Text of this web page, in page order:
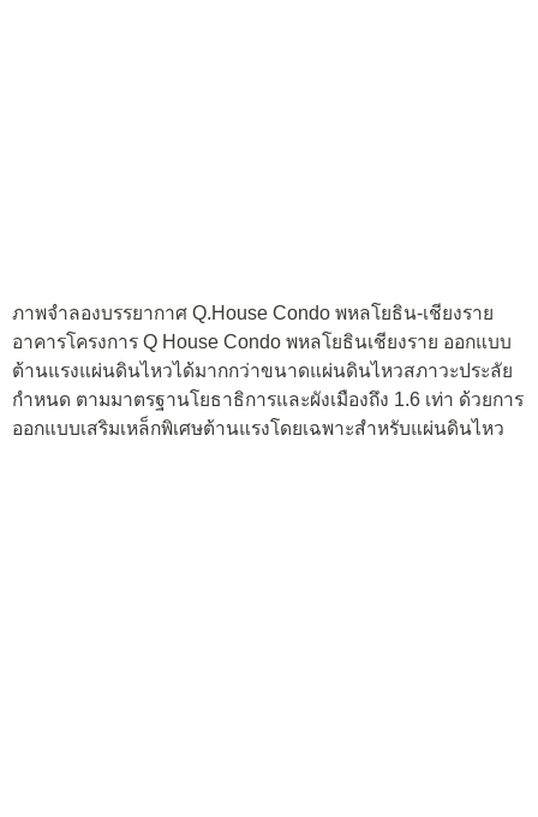
ภาพจำลองบรรยากาศ Q.House Condo พหลโยธิน-เชียงราย
อาคารโครงการ Q House Condo พหลโยธินเชียงราย ออกแบบ
ต้านแรงแผ่นดินไหวได้มากกว่าขนาดแผ่นดินไหวสภาวะประลัย
กำหนด ตามมาตรฐานโยธาธิการและผังเมืองถึง 1.6 เท่า ด้วยการ
ออกแบบเสริมเหล็กพิเศษต้านแรงโดยเฉพาะสำหรับแผ่นดินไหว